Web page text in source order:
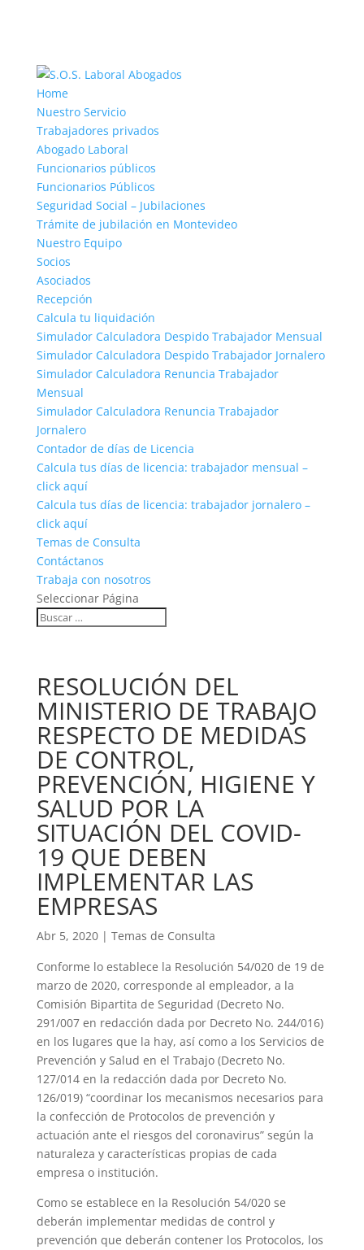
Home
Nuestro Servicio
Trabajadores privados
Abogado Laboral
Funcionarios públicos
Funcionarios Públicos
Seguridad Social – Jubilaciones
Trámite de jubilación en Montevideo
Nuestro Equipo
Socios
Asociados
Recepción
Calcula tu liquidación
Simulador Calculadora Despido Trabajador Mensual
Simulador Calculadora Despido Trabajador Jornalero
Simulador Calculadora Renuncia Trabajador
Mensual
Simulador Calculadora Renuncia Trabajador
Jornalero
Contador de días de Licencia
Calcula tus días de licencia: trabajador mensual –
click aquí
Calcula tus días de licencia: trabajador jornalero –
click aquí
Temas de Consulta
Contáctanos
Trabaja con nosotros
Seleccionar Página
RESOLUCIÓN DEL
MINISTERIO DE TRABAJO
RESPECTO DE MEDIDAS
DE CONTROL,
PREVENCIÓN, HIGIENE Y
SALUD POR LA
SITUACIÓN DEL COVID-
19 QUE DEBEN
IMPLEMENTAR LAS
EMPRESAS
Abr 5, 2020| Temas de Consulta
Conforme lo establece la Resolución 54/020 de 19 de
marzo de 2020, corresponde al empleador, a la
Comisión Bipartita de Seguridad (Decreto No.
291/007 en redacción dada por Decreto No. 244/016)
en los lugares que la hay, así como a los Servicios de
Prevención y Salud en el Trabajo (Decreto No.
127/014 en la redacción dada por Decreto No.
126/019) “coordinar los mecanismos necesarios para
la confección de Protocolos de prevención y
actuación ante el riesgos del coronavirus” según la
naturaleza y características propias de cada
empresa o institución.
Como se establece en la Resolución 54/020 se
deberán implementar medidas de control y
prevención que deberán contener los Protocolos, los